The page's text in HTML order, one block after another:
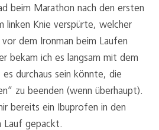
beim Marathon nach den ersten
linken Knie verspürte, welcher
dem Ironman beim Laufen
bekam ich es langsam mit dem
durchaus sein könnte, die
zu beenden (wenn überhaupt).
bereits ein Ibuprofen in den
Lauf gepackt.